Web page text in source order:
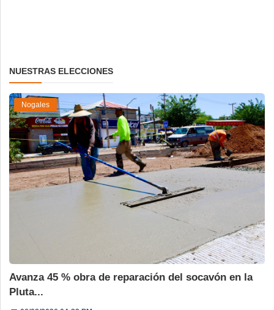
NUESTRAS ELECCIONES
Nogales
Avanza 45 % obra de reparación del socavón en la
Pluta...